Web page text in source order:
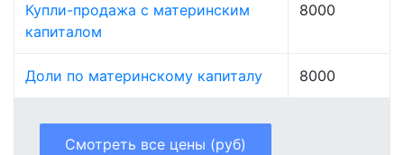
Купли-продажа с материнским
капиталом
8000
Доли по материнскому капиталу 8000
Смотреть все цены (руб)